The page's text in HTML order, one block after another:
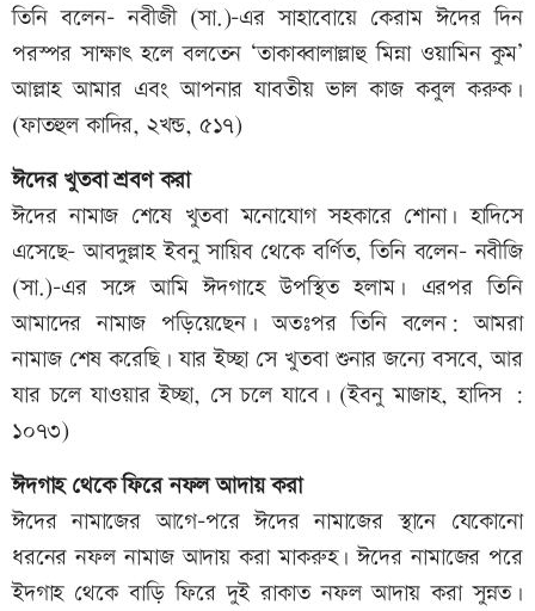
তিনি বলেন- নবীজী (সা.)-এর সাহাবোয়ে কেরাম ঈদের দিন
পরস্পর সাক্ষাৎ হলে বলতেন ‘তাকাব্বালাল্লাহু মিন্না ওয়ামিন কুম’
আল্লাহ আমার এবং আপনার যাবতীয় ভাল কাজ কবুল করুক।
(ফাতহুল কাদির, ২খন্ড, ৫১৭)
ঈদের খুতবা শ্রবণ করা
ঈদের নামাজ শেষে খুতবা মনোযোগ সহকারে শোনা। হাদিসে
এসেছে- আবদুল্লাহ ইবনু সায়িব থেকে বর্ণিত, তিনি বলেন- নবীজি
(সা.)-এর সঙ্গে আমি ঈদগাহে উপস্থিত হলাম। এরপর তিনি
আমাদের নামাজ পড়িয়েছেন। অতঃপর তিনি বলেন: আমরা
নামাজ শেষ করেছি। যার ইচ্ছা সে খুতবা শুনার জন্যে বসবে, আর
যার চলে যাওয়ার ইচ্ছা, সে চলে যাবে। (ইবনু মাজাহ, হাদিস :
১০৭৩)
ঈদগাহ থেকে ফিরে নফল আদায় করা
ঈদের নামাজের আগে-পরে ঈদের নামাজের স্থানে যেকোনো
ধরনের নফল নামাজ আদায় করা মাকরুহ। ঈদের নামাজের পরে
ইদগাহ থেকে বাড়ি ফিরে দুই রাকাত নফল আদায় করা সুন্নত।